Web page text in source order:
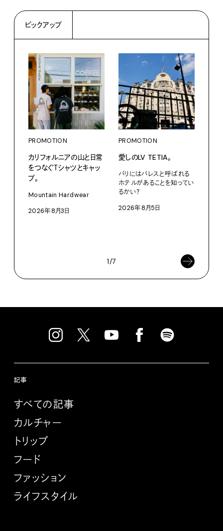
ピックアップ
PROMOTION
カリフォルニアの山と日常
をつなぐＴシャツとキャッ
プ。
Mountain Hardwear
2026年8月3日
PROMOTION
愛しのLV TETIA。
パリにはパレスと呼ばれる
ホテルがあることを知ってい
るかい？
2026年8月5日
1/7
記事
すべての記事
カルチャー
トリップ
フード
ファッション
ライフスタイル